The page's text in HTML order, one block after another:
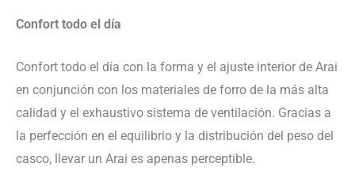
Confort todo el día
Confort todo el día con la forma y el ajuste interior de Arai
en conjunción con los materiales de forro de la más alta
calidad y el exhaustivo sistema de ventilación. Gracias a
la perfección en el equilibrio y la distribución del peso del
casco, llevar un Arai es apenas perceptible.